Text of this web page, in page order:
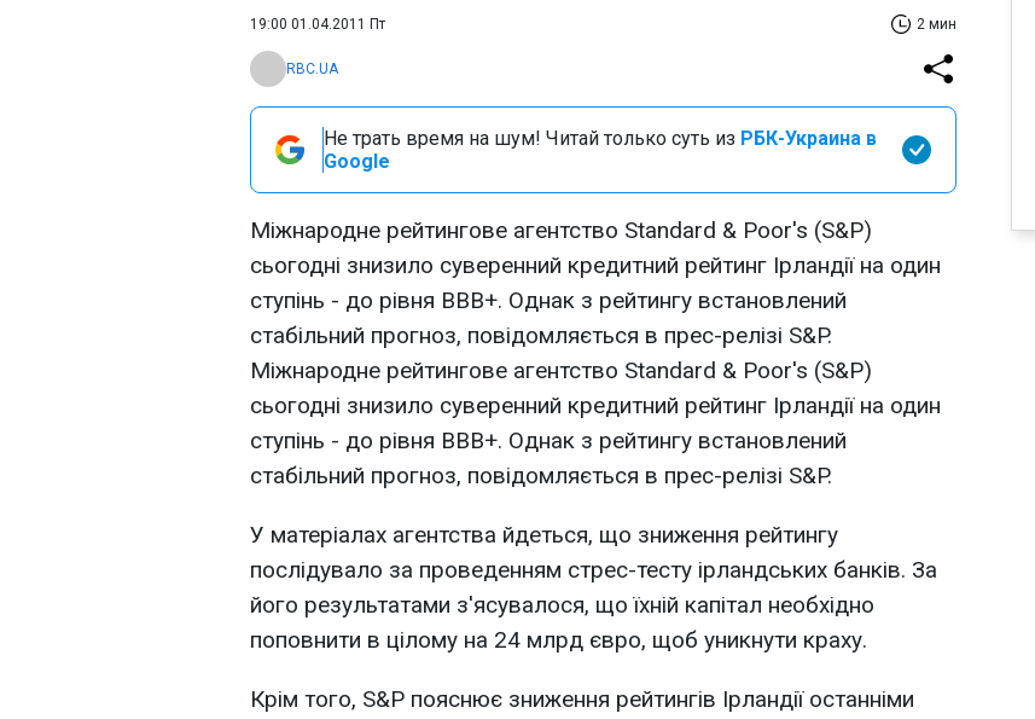
19:00 01.04.2011 Пт 2 мин
RBC.UA
Не трать время на шум! Читай только суть из РБК-Украина в
Google
Міжнародне рейтингове агентство Standard & Poor's (S&P)
сьогодні знизило суверенний кредитний рейтинг Ірландії на один
ступінь - до рівня BBB+. Однак з рейтингу встановлений
стабільний прогноз, повідомляється в прес-релізі S&P.
Міжнародне рейтингове агентство Standard & Poor's (S&P)
сьогодні знизило суверенний кредитний рейтинг Ірландії на один
ступінь - до рівня BBB+. Однак з рейтингу встановлений
стабільний прогноз, повідомляється в прес-релізі S&P.
У матеріалах агентства йдеться, що зниження рейтингу
послідувало за проведенням стрес-тесту ірландських банків. За
його результатами з'ясувалося, що їхній капітал необхідно
поповнити в цілому на 24 млрд євро, щоб уникнути краху.
Крім того, S&P пояснює зниження рейтингів Ірландії останніми